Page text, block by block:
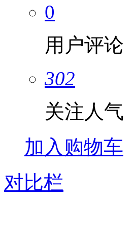
0
用户评论
302
关注人气
加入购物车
对比栏